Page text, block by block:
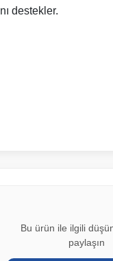
destekler.
Bu ürün ile ilgili
paylaşın